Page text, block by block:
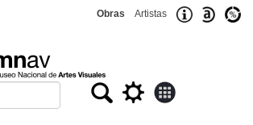
Obras Artistas